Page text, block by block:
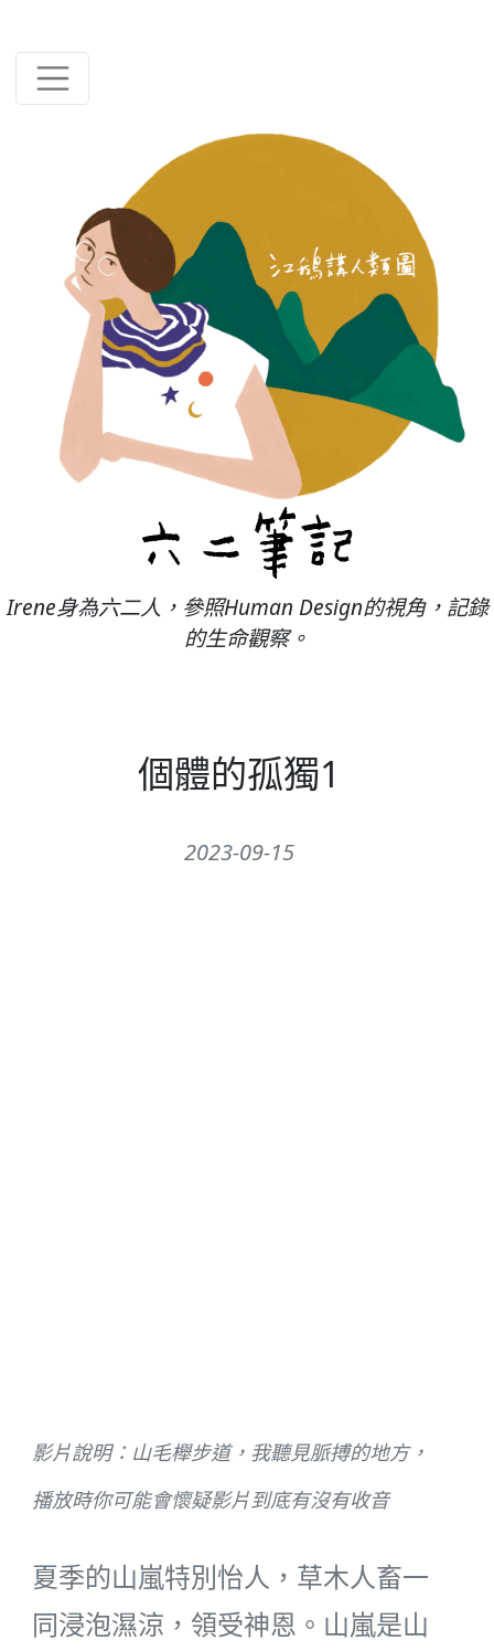
Irene身為六二人，參照Human Design的視角，記錄
的生命觀察。
個體的孤獨1
2023-09-15
影片說明：山毛櫸步道，我聽見脈搏的地方，
播放時你可能會懷疑影片到底有沒有收音
夏季的山嵐特別怡人，草木人畜一
同浸泡濕涼，領受神恩。山嵐是山